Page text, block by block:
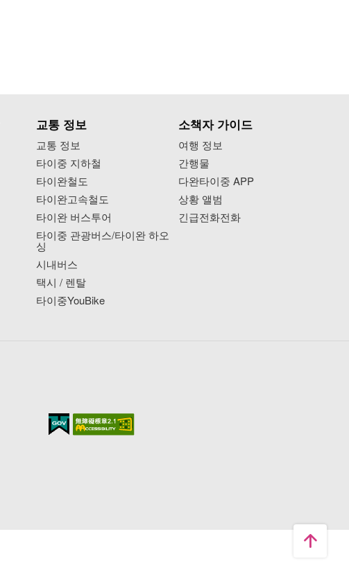
#Landscape
#taiwan #taichung
#discovertaichung
#여행 #풍경
#旅行
#台中 #大玩台中
#打卡景點
#台中風景 #台中旅遊
교통 정보
교통 정보
타이중 지하철
타이완철도
타이완고속철도
타이완 버스투어
타이중 관광버스/타이완 하오
싱
시내버스
택시 / 렌탈
타이중YouBike
소책자 가이드
여행 정보
간행물
다완타이중 APP
상황 앨범
긴급전화전화